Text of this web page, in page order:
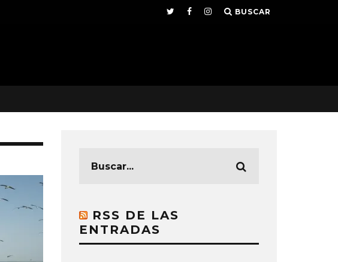
BUSCAR
RSS DE LAS
ENTRADAS